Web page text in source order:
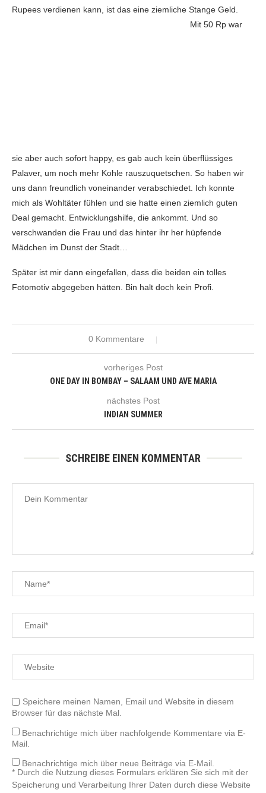
Rupees verdienen kann, ist das eine ziemliche Stange Geld.
Mit 50 Rp war
sie aber auch sofort happy, es gab auch kein überflüssiges
Palaver, um noch mehr Kohle rauszuquetschen. So haben wir
uns dann freundlich voneinander verabschiedet. Ich konnte
mich als Wohltäter fühlen und sie hatte einen ziemlich guten
Deal gemacht. Entwicklungshilfe, die ankommt. Und so
verschwanden die Frau und das hinter ihr her hüpfende
Mädchen im Dunst der Stadt…
Später ist mir dann eingefallen, dass die beiden ein tolles
Fotomotiv abgegeben hätten. Bin halt doch kein Profi.
0 Kommentare
vorheriges Post
ONE DAY IN BOMBAY – SALAAM UND AVE MARIA
nächstes Post
INDIAN SUMMER
SCHREIBE EINEN KOMMENTAR
Speichere meinen Namen, Email und Website in diesem
Browser für das nächste Mal.
Benachrichtige mich über nachfolgende Kommentare via E-
Mail.
Benachrichtige mich über neue Beiträge via E-Mail.
* Durch die Nutzung dieses Formulars erklären Sie sich mit der
Speicherung und Verarbeitung Ihrer Daten durch diese Website